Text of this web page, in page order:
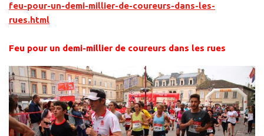
feu-pour-un-demi-millier-de-coureurs-dans-les-
rues.html
Feu pour un demi-millier de coureurs dans les rues